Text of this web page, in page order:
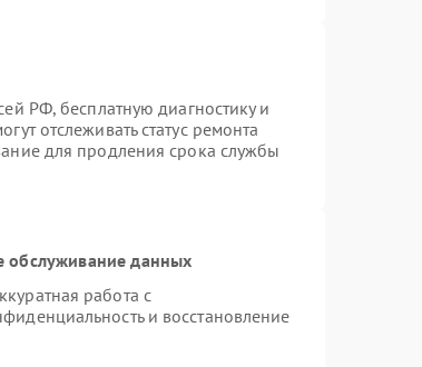
РФ, бесплатную диагностику и
отслеживать статус ремонта
для продления срока службы
обслуживание данных
работа с
и восстановление